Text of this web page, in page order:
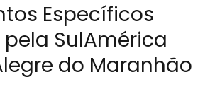
Específicos
SulAmérica
do Maranhão